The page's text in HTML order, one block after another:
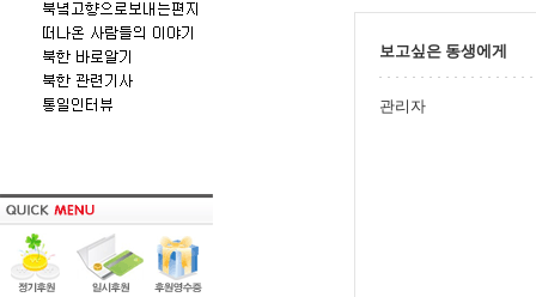
보고싶은 동생에게
관리자